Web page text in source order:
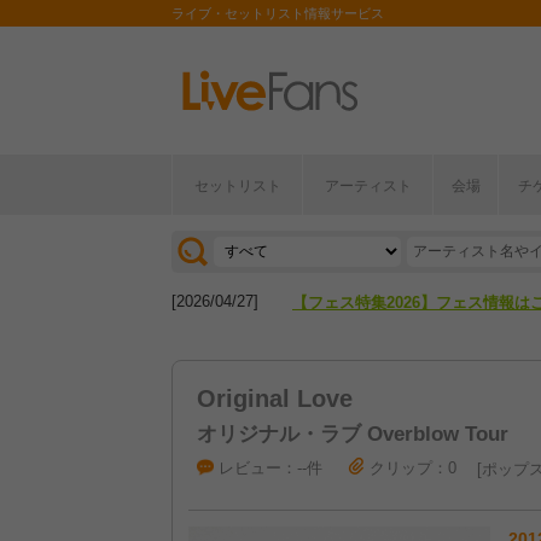
ライブ・セットリスト情報サービス
セットリスト アーティスト 会場 チ
[2026/07/28] 【ライブ動員ランキング】2026年
[2026/04/27] 【フェス特集2026】フェス情報は
Original Love
オリジナル・ラブ Overblow Tour
レビュー：--件 クリップ：0 ポップ